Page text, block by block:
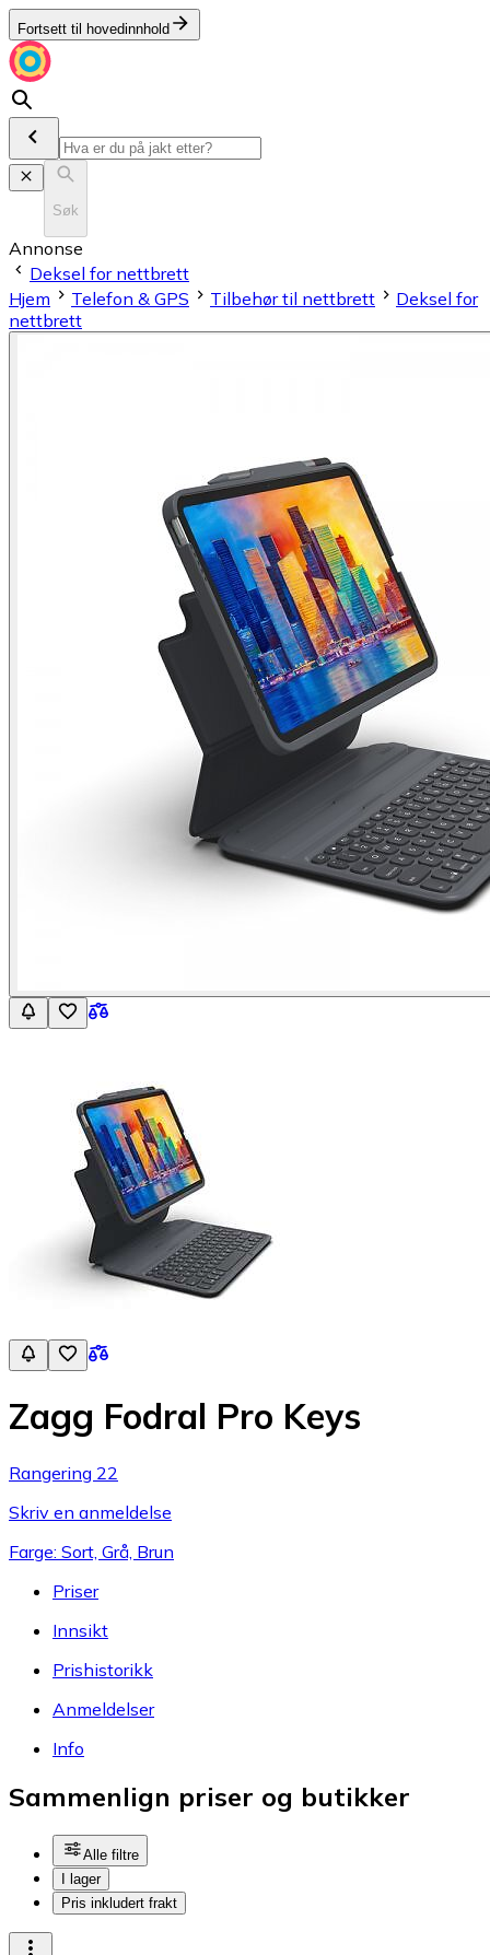
Fortsett til hovedinnhold
Søk
Annonse
Deksel for nettbrett
Hjem
Telefon & GPS Tilbehør til nettbrett
Deksel for
nettbrett
Zagg Fodral Pro Keys
Rangering 22
Skriv en anmeldelse
Farge: Sort, Grå, Brun
Priser
Innsikt
Prishistorikk
Anmeldelser
Info
Sammenlign priser og butikker
Alle filtre
I lager
Pris inkludert frakt